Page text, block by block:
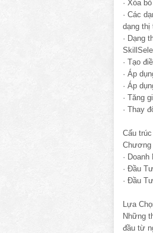
· Xóa
· Các
dạng thị
· Dạng
· Tạo
· Áp
· Áp
· Tăng
· Thay
Cấu
Chương
·
· Đầu
· Đầu
Lựa
Những
đầu từ